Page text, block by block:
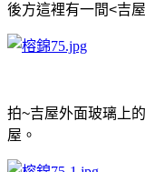
後方這裡有一間<吉屋
拍~吉屋外面玻璃上
屋。